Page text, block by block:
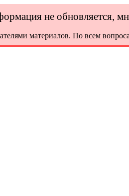
не обновляется,
материалов. По всем